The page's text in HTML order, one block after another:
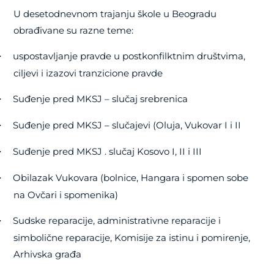
U desetodnevnom trajanju škole u Beogradu
obrađivane su razne teme:
uspostavljanje pravde u postkonfilktnim društvima,
ciljevi i izazovi tranzicione pravde
Suđenje pred MKSJ – slučaj srebrenica
Suđenje pred MKSJ – slučajevi (Oluja, Vukovar I i II
Suđenje pred MKSJ . slučaj Kosovo I, II i III
Obilazak Vukovara (bolnice, Hangara i spomen sobe
na Ovčari i spomenika)
Sudske reparacije, administrativne reparacije i
simbolične reparacije, Komisije za istinu i pomirenje,
Arhivska građa